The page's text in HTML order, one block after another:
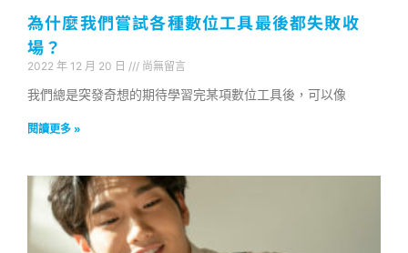
為什麼我們嘗試各種數位工具最後都失敗收
場？
2022 年 12 月 20 日 尚無留言
我們總是突發奇想的期待學習完某項數位工具後，可以像
閱讀更多 »